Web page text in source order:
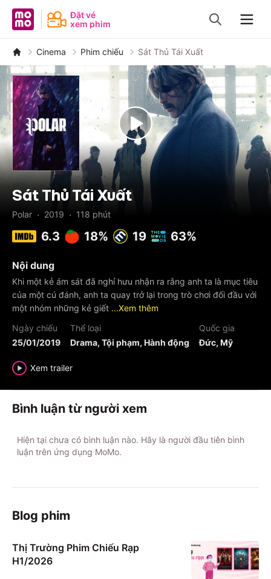
MoMo - Ứng dụng tài chính
Đặt vé
xem phim
Cinema Phim chiếu Sát Thủ Tái Xuất
Sát Thủ Tái Xuất
Polar · 2019 · 118 phút
6.3 18% 19 63%
Nội dung
Khi một kẻ ám sát đã nghỉ hưu nhận ra rằng anh ta là mục tiêu
của một cú đánh, anh ta quay trở lại trong trò chơi đối đầu với
một nhóm những kẻ giết ...Xem thêm
Ngày chiếu
25/01/2019
Thể loại
Drama, Tội phạm, Hành động
Quốc gia
Đức, Mỹ
Xem trailer
Bình luận từ người xem
Hiện tại chưa có bình luận nào. Hãy là người đầu tiên bình
luận trên ứng dụng MoMo.
Blog phim
Thị Trường Phim Chiếu Rạp
H1/2026